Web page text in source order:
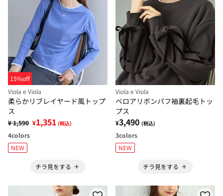
15%off
Viola e Viola
柔らかリブレイヤード風トップ
ス
¥ 1,590 ¥1,351 (税込)
4colors
NEW
チラ見をする
Viola e Viola
ベロアリボンパフ袖裏起毛トッ
プス
¥3,490 (税込)
3colors
NEW
チラ見をする